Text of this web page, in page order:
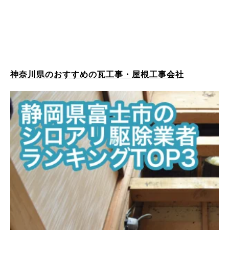
神奈川県のおすすめの瓦工事・屋根工事会社